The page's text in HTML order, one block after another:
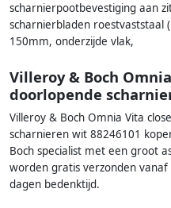
scharnierpootbevestiging aan
scharnierbladen roestvaststaal
150mm, onderzijde vlak,
Villeroy & Boch
doorlopende
Villeroy & Boch Omnia Vita
scharnieren wit 88246101
Boch specialist met een groot
worden gratis verzonden
dagen bedenktijd.